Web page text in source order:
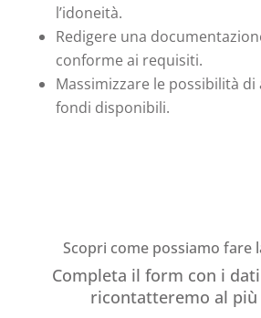
l’idoneità.
Redigere una
conforme ai requisiti.
Massimizzare le possibilità di
fondi disponibili.
Scopri come possiamo fare
Completa il form con i
ricontatteremo al più